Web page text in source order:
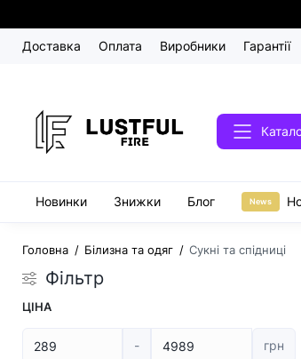
Доставка Оплата Виробники Гарантії
Новинки Знижки Блог News
Головна Білизна та одяг Сукні та спідниці
Фільтр
ЦІНА
- грн